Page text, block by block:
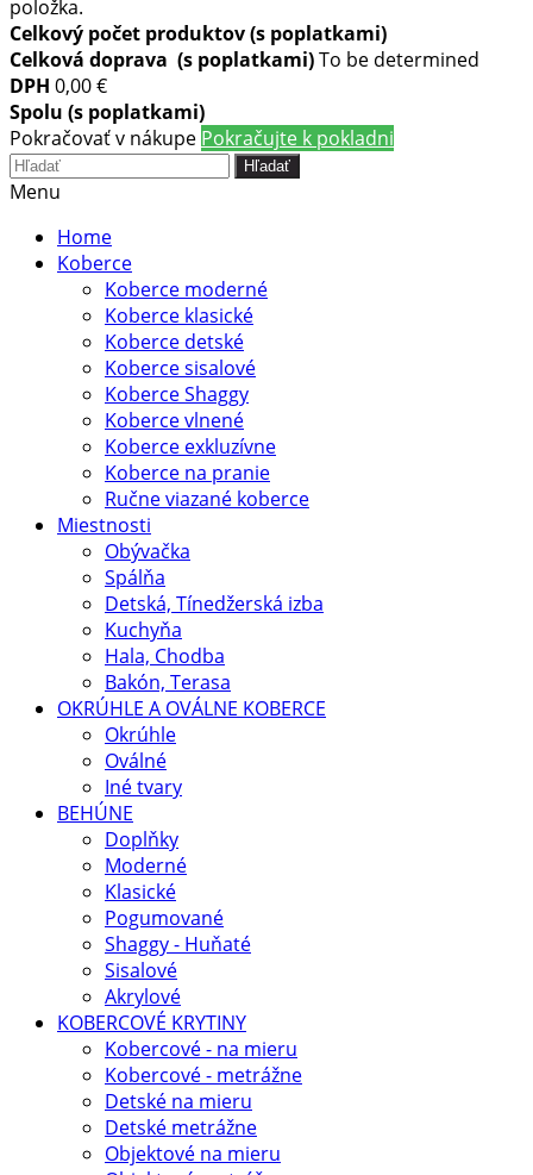
položka.
Celkový počet produktov (s poplatkami)
Celková doprava (s poplatkami)To be determined
DPH 0,00 €
Spolu (s poplatkami)
Pokračovať v nákupe Pokračujte k pokladni
Hľadať
Menu
Home
Koberce
Koberce moderné
Koberce klasické
Koberce detské
Koberce sisalové
Koberce Shaggy
Koberce vlnené
Koberce exkluzívne
Koberce na pranie
Ručne viazané koberce
Miestnosti
Obývačka
Spálňa
Detská, Tínedžerská izba
Kuchyňa
Hala, Chodba
Bakón, Terasa
OKRÚHLE A OVÁLNE KOBERCE
Okrúhle
Oválné
Iné tvary
BEHÚNE
Doplňky
Moderné
Klasické
Pogumované
Shaggy - Huňaté
Sisalové
Akrylové
KOBERCOVÉ KRYTINY
Kobercové - na mieru
Kobercové - metrážne
Detské na mieru
Detské metrážne
Objektové na mieru